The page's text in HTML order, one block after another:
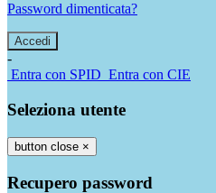
Password dimenticata?
-
Entra con SPID Entra con CIE
Seleziona utente
button close ×
Recupero password